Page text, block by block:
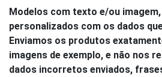
Modelos com texto e/ou
personalizados com os dados que
Enviamos os produtos
imagens de exemplo, e não nos
dados incorretos enviados,